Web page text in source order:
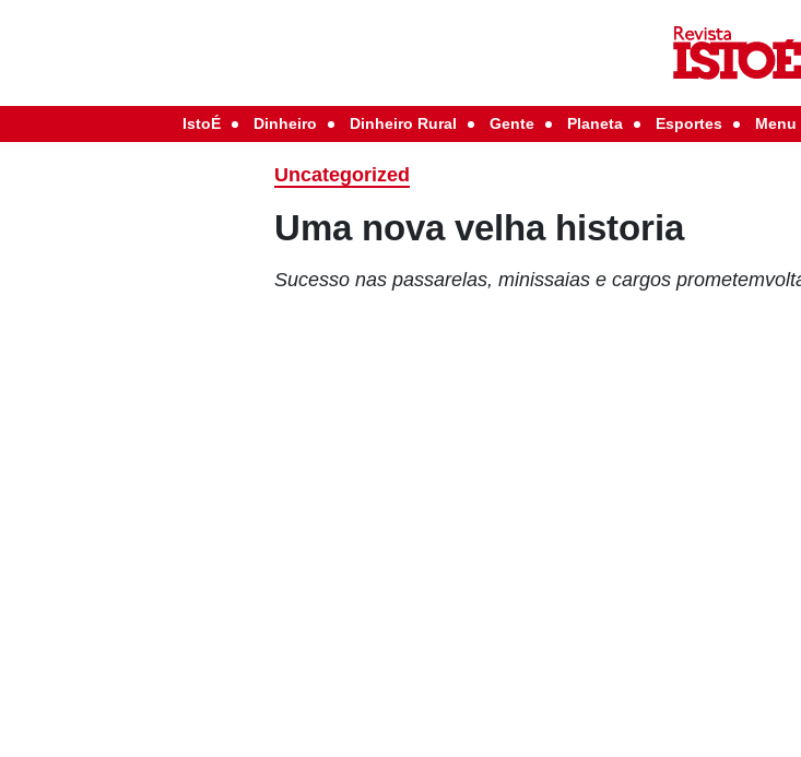
IstoÉ Dinheiro Dinheiro Rural Gente Planeta Esportes Menu
Uncategorized
Uma nova velha historia
Sucesso nas passarelas, minissaias e cargos